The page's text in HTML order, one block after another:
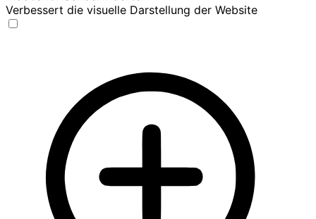
Verbessert die visuelle Darstellung der Website